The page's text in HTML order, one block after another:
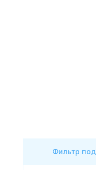
Фильтр